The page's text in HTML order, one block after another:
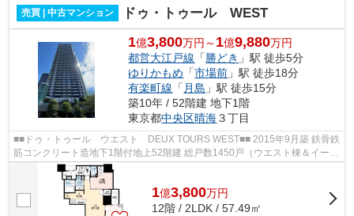
売買 | 中古マンション ドゥ・トゥール WEST
1億3,800万円～ 1億9,880万円
都営大江戸線 「勝どき 」駅 徒歩5分
ゆりかもめ 「市場前 」駅 徒歩18分
有楽町線 「 月島 」駅 徒歩15分
築10年 / 52階建 地下1階
東京都中央区晴海３丁目
■■ドゥ・トゥール ウエスト DEUX TOURS WEST■■ 2015年9月築 鉄骨鉄
筋コンクリート造地下1階付地上52階建 総戸数1450戸（ウエスト棟＆イース
ト棟の合計） 都営大江戸線「勝どき」駅...
1億3,800万円
12階 / 2LDK / 57.49㎡